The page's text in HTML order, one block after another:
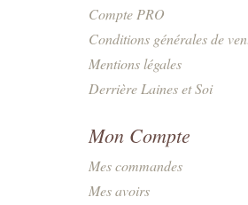
Compte PRO
Conditions générales de
Mentions légales
Derrière Laines et Soi
Mon Compte
Mes commandes
Mes avoirs